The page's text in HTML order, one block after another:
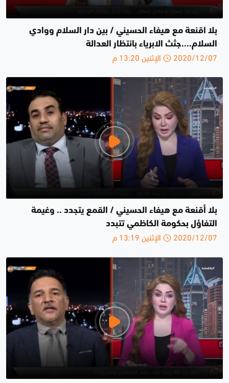
بلا اقنعة مع هيفاء الحسيني / بين دار السلام ووادي
السلام....جثث الابرياء بانتظار العدالة
2020/12/07 الإثنين 13:20 م
بلا أقنعة مع هيفاء الحسيني / القمع يتجدد .. وغيمة
التفاؤل بحكومة الكاظمي تتبدد
2020/12/07 الإثنين 13:19 م